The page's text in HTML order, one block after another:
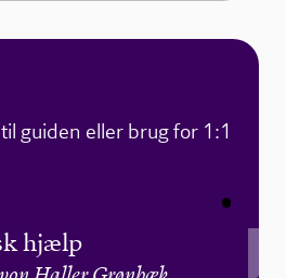
guiden eller brug for 1:1
hjælp